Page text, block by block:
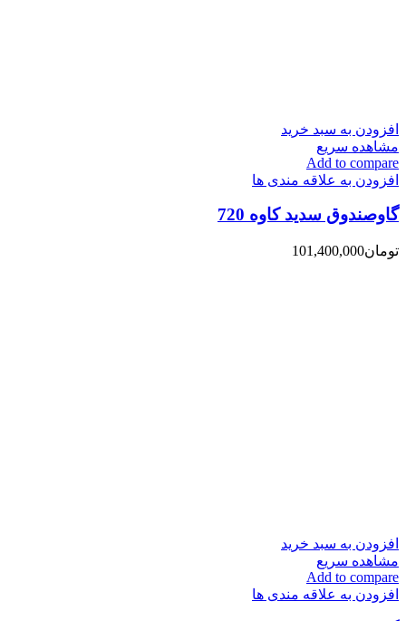
افزودن به سبد خرید
مشاهده سریع
Add to compare
افزودن به علاقه مندی ها
گاوصندوق سدید کاوه 720
تومان101,400,000
افزودن به سبد خرید
مشاهده سریع
Add to compare
افزودن به علاقه مندی ها